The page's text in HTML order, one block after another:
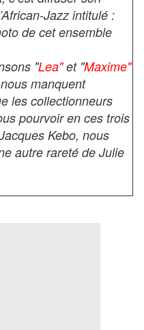
Jazz intitulé :
de cet ensemble
"Lea"et "Maxime"
manquent
les collectionneurs
pourvoir en ces trois
Kebo, nous
autre rareté de Julie